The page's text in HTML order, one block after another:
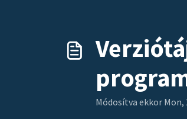
Módosítva ekkor Mon,